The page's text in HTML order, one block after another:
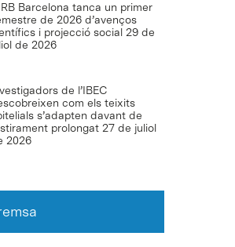
Barcelona tanca un primer
de 2026 d’avenços
i projecció social 29 de
de 2026
de l’IBEC
com els teixits
s’adapten davant de
prolongat 27 de juliol
2026